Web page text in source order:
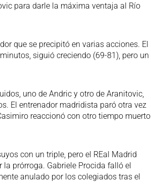
para darle la máxima ventaja al Río
que se precipitó en varias acciones. El
siguió creciendo (69-81), pero un
uno de Andric y otro de Aranitovic,
El entrenador madridista paró otra vez
reaccionó con otro tiempo muerto
con un triple, pero el REal Madrid
prórroga. Gabriele Procida falló el
anulado por los colegiados tras el